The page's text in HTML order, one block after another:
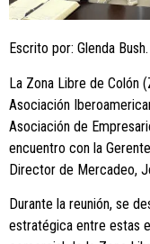
Escrito por: Glenda Bush.
La Zona Libre de Colón
Asociación
Asociación de
encuentro con la
Director de Mercadeo,
Durante la reunión, se
estratégica entre estas